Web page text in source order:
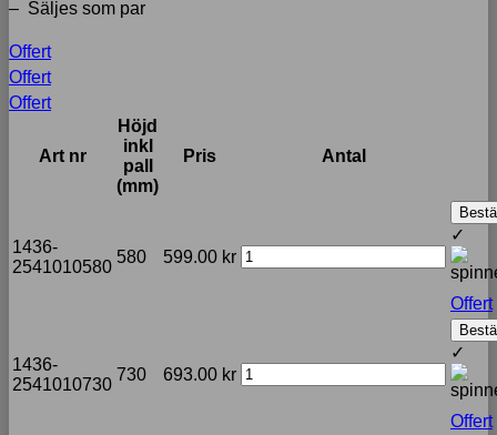
– Säljes som par
Offert
Offert
Offert
Art nr
Höjd
inkl
pall
(mm)
Pris Antal
1436-
2541010580
580 599.00 kr
✓
Offert
1436-
2541010730
730 693.00 kr
✓
Offert